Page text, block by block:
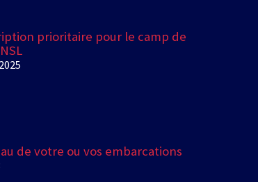
prioritaire pour le camp de
de votre ou vos embarcations